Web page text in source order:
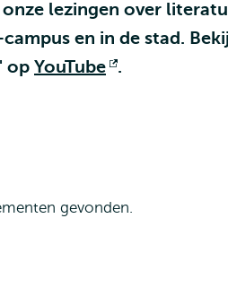
onze lezingen over
campus en in de stad.
op YouTube
Opent
.
gevonden.